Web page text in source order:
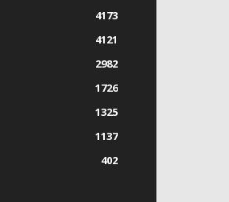
4173
4121
2982
1726
1325
1137
402